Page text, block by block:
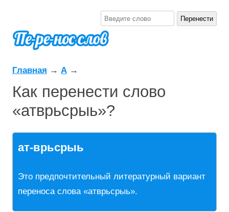
Главная → А →
Как перенести слово
«атврьсрыь»?
ат-врьсрыь
Это предпочтительный литературный вариант
переноса слова «атврьсрыь».